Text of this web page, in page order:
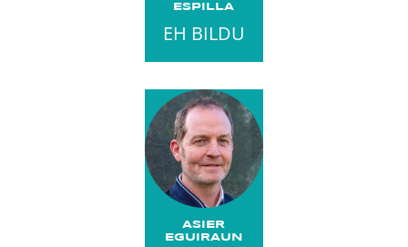
ESPILLA
EH BILDU
ASIER
EGUIRAUN